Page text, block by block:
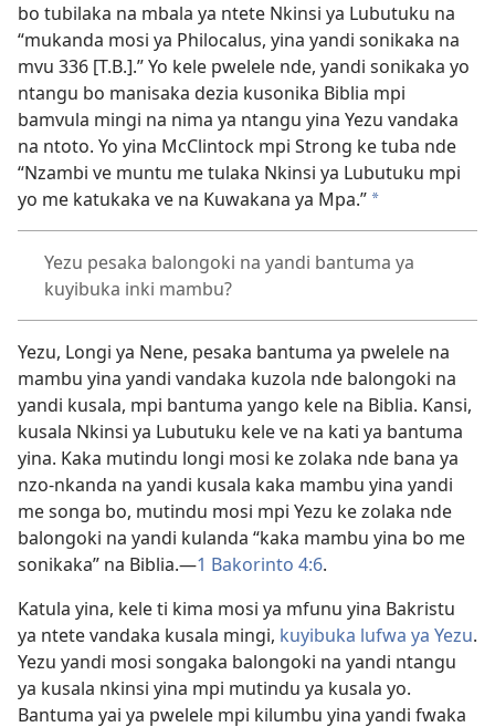
bo tubilaka na mbala ya ntete Nkinsi ya Lubutuku na
“mukanda mosi ya Philocalus, yina yandi sonikaka na
mvu 336 [T.B.].” Yo kele pwelele nde, yandi sonikaka yo
ntangu bo manisaka dezia kusonika Biblia mpi
bamvula mingi na nima ya ntangu yina Yezu vandaka
na ntoto. Yo yina McClintock mpi Strong ke tuba nde
“Nzambi ve muntu me tulaka Nkinsi ya Lubutuku mpi
yo me katukaka ve na Kuwakana ya Mpa.” *
Yezu pesaka balongoki na yandi bantuma ya
kuyibuka inki mambu?
Yezu, Longi ya Nene, pesaka bantuma ya pwelele na
mambu yina yandi vandaka kuzola nde balongoki na
yandi kusala, mpi bantuma yango kele na Biblia. Kansi,
kusala Nkinsi ya Lubutuku kele ve na kati ya bantuma
yina. Kaka mutindu longi mosi ke zolaka nde bana ya
nzo-nkanda na yandi kusala kaka mambu yina yandi
me songa bo, mutindu mosi mpi Yezu ke zolaka nde
balongoki na yandi kulanda “kaka mambu yina bo me
sonikaka” na Biblia.—1 Bakorinto 4:6.
Katula yina, kele ti kima mosi ya mfunu yina Bakristu
ya ntete vandaka kusala mingi, kuyibuka lufwa ya Yezu.
Yezu yandi mosi songaka balongoki na yandi ntangu
ya kusala nkinsi yina mpi mutindu ya kusala yo.
Bantuma yai ya pwelele mpi kilumbu yina yandi fwaka